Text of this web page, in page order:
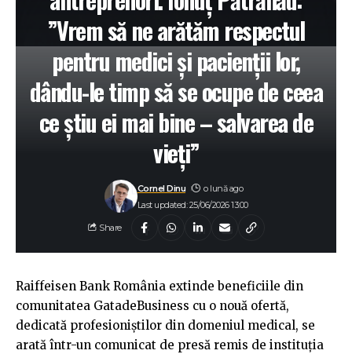
”Vrem să ne arătăm respectul
pentru medici și pacienții lor,
dându-le timp să se ocupe de ceea
ce știu ei mai bine – salvarea de
vieți”
Last updated: 25/06/2026 13:00
Cornel Dinu o lună ago
Share
Raiffeisen Bank România extinde beneficiile din
comunitatea GatadeBusiness cu o nouă ofertă,
dedicată profesioniștilor din domeniul medical, se
arată într-un comunicat de presă remis de instituția